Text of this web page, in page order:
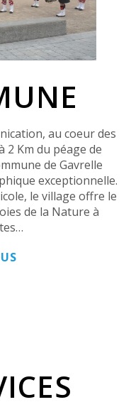
au coeur des
2 Km du péage de
de Gavrelle
exceptionnelle.
le village offre le
de la Nature à